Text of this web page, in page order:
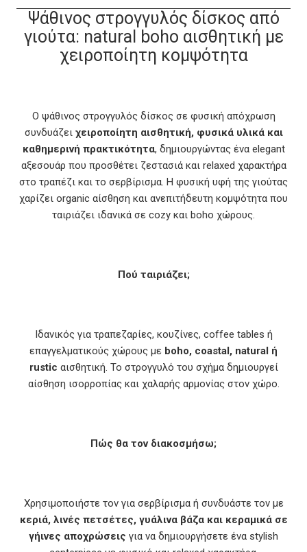
Ψάθινος στρογγυλός δίσκος από
γιούτα: natural boho αισθητική με
χειροποίητη κομψότητα
Ο ψάθινος στρογγυλός δίσκος σε φυσική απόχρωση
συνδυάζει χειροποίητη αισθητική, φυσικά υλικά και
καθημερινή πρακτικότητα, δημιουργώντας ένα elegant
αξεσουάρ που προσθέτει ζεστασιά και relaxed χαρακτήρα
στο τραπέζι και το σερβίρισμα. Η φυσική υφή της γιούτας
χαρίζει organic αίσθηση και ανεπιτήδευτη κομψότητα που
ταιριάζει ιδανικά σε cozy και boho χώρους.
Πού ταιριάζει;
Ιδανικός για τραπεζαρίες, κουζίνες, coffee tables ή
επαγγελματικούς χώρους με boho, coastal, natural ή
rustic αισθητική. Το στρογγυλό του σχήμα δημιουργεί
αίσθηση ισορροπίας και χαλαρής αρμονίας στον χώρο.
Πώς θα τον διακοσμήσω;
Χρησιμοποιήστε τον για σερβίρισμα ή συνδυάστε τον με
κεριά, λινές πετσέτες, γυάλινα βάζα και κεραμικά σε
γήινες αποχρώσεις για να δημιουργήσετε ένα stylish